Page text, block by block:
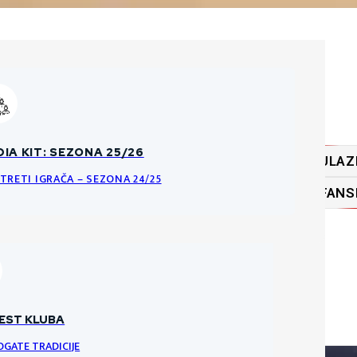
DATOTEKE
KLUBA
TRADICIJE
PRAVILA O PRODAJI ULAZNICA
I PRAVILA ULAZNICA ZA HNK GORICU
KIT: SEZONA 25/26
IGRAČA – SEZONA 24/25